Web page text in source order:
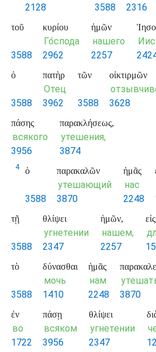
2128
3588
2316
τοῦ
3588
κυρίου
Го́спода
2962
ἡμῶν
нашего
2257
ὁ
3588
πατὴρ
Отец
3962
τῶν
3588
οἰκτιρμῶν
3628
πάσης
всякого
3956
παρακλήσεως,
утешения,
3874
4 ὁ
3588
παρακαλῶν
утешающий
3870
ἡμᾶς
нас
2248
τῇ
3588
θλίψει
угнетении
2347
ἡμῶν,
нашем,
2257
εἰς
τὸ
3588
δύνασθαι
мочь
1410
ἡμᾶς
нам
2248
3870
ἐν
во
1722
πάσῃ
всяком
3956
θλίψει
угнетении
2347